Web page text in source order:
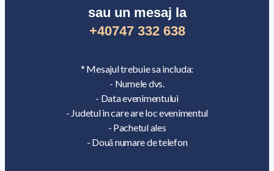
sau un mesaj la
+40747 332 638
* Mesajul trebuie sa includa:
- Numele dvs.
- Data evenimentului
- Judetul in care are loc evenimentul
- Pachetul ales
- Două numare de telefon